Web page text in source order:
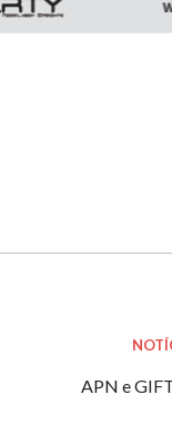
APN e